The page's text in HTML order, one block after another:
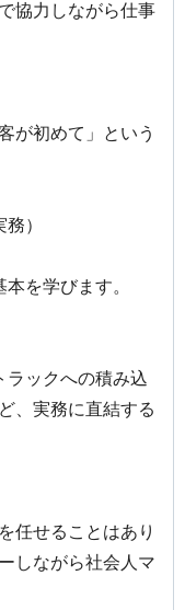
協力しながら仕事
が初めて」という
）
を学びます。
ラックへの積み込
、実務に直結する
任せることはあり
しながら社会人マ